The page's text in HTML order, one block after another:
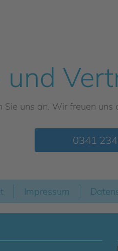
Sie uns an. Wir freuen
0341
Impressum